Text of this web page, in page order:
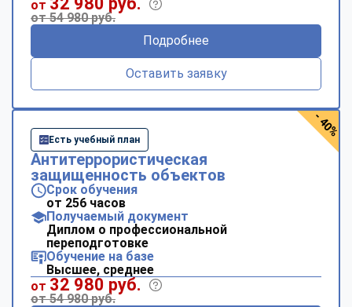
от
от 54 980 руб.
Подробнее
Оставить заявку
Есть учебный план
Антитеррористическая
защищенность объектов
Срок обучения
от 256 часов
Получаемый документ
Диплом о профессиональной
переподготовке
Обучение на базе
Высшее, среднее
от 32 980 руб.
от 54 980 руб.
- 40%